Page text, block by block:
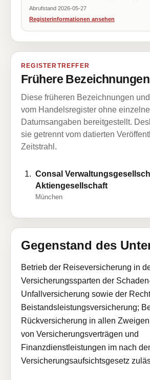
Abrufstand 2026-05-27
Registerinformationen ansehen
REGISTERTREFFER
Frühere
Diese früheren Bezeichnungen
vom Handelsregister ohne einzelne
Datumsangaben bereitgestellt.
sie getrennt vom datierten
Zeitstrahl.
Consal
Aktiengesellschaft
München
Gegenstand des
Betrieb der Reiseversicherung in
Versicherungssparten der
Unfallversicherung sowie der
Beistandsleistungsversicherung;
Rückversicherung in allen
von Versicherungsverträgen und
Finanzdienstleistungen im nach
Versicherungsaufsichtsgesetz